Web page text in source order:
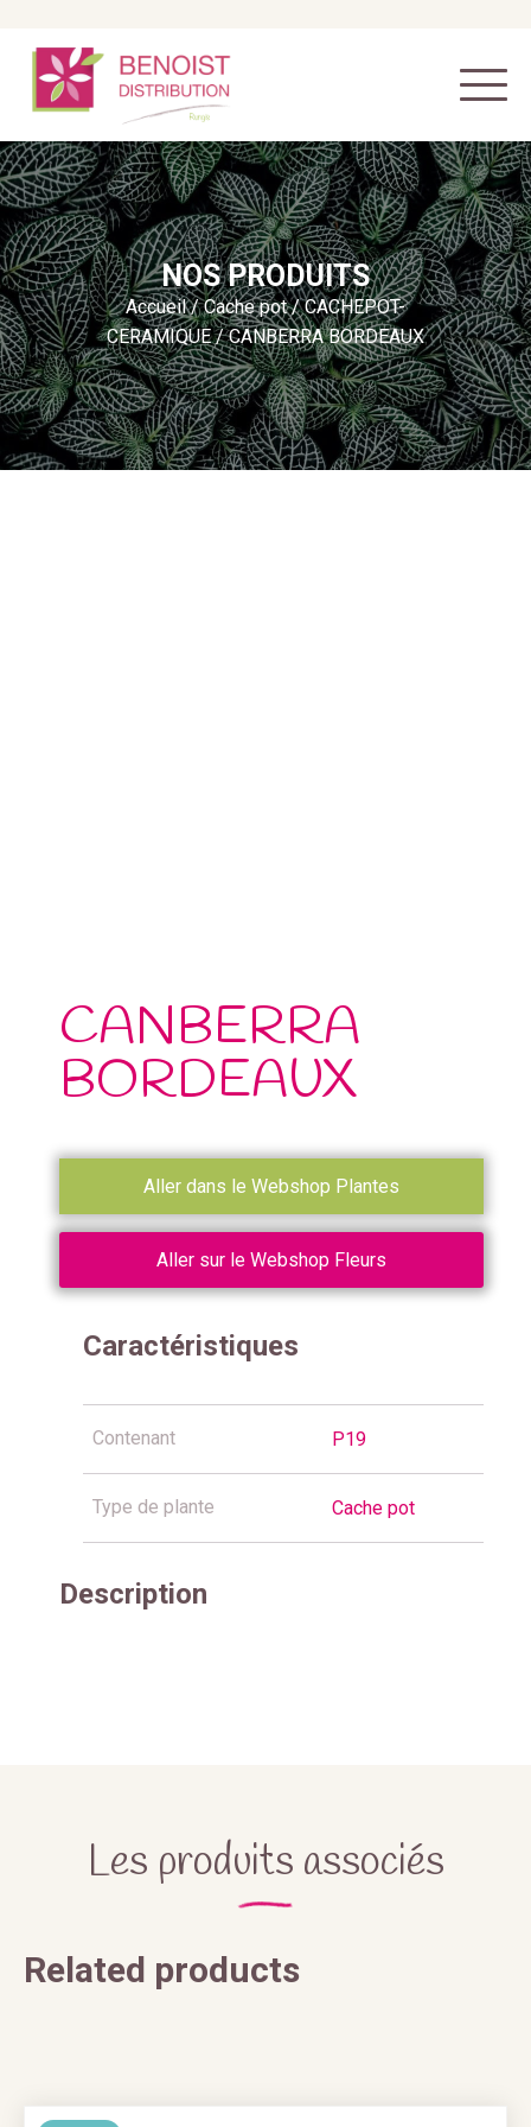
NOS PRODUITS
Accueil/Cache pot/CACHEPOT-
CERAMIQUE/ CANBERRA BORDEAUX
CANBERRA
BORDEAUX
Aller dans le Webshop Plantes
Aller sur le Webshop Fleurs
Caractéristiques
Contenant P19
Type de plante Cache pot
Description
Les produits associés
Related products